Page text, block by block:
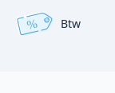
% Btw